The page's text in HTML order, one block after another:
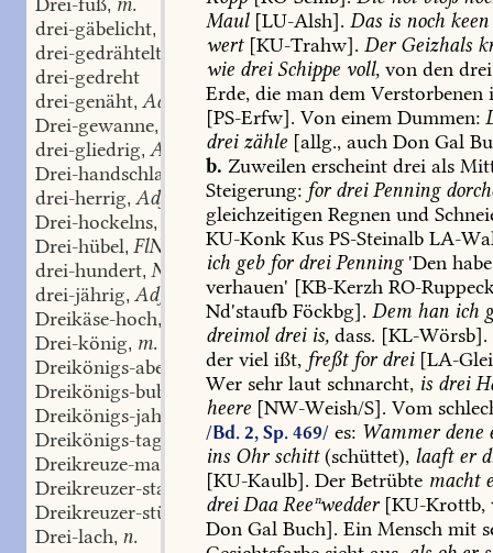
,
drei-gäbelicht,
drei-gedrähtelt
drei-gedreht
drei-genäht, Adj.
Drei-gewanne,
drei-gliedrig, Adj.
Drei-handschlag
drei-herrig, Adj.
Drei-hockelns,
Drei-hübel, FlN
drei-hundert, Num.
drei-jährig, Adj.
Dreikäse-hoch,
Drei-könig, m.
Dreikönigs-abend
m.
Dreikönigs-buben
Pl.
Dreikönigs-jahr
Dreikönigs-tag
Dreikreuze-macher
m.
Dreikreuzer-stand
m.
Dreikreuzer-stück
n.
Drei-lach, n.
Maul[LU-Alsh]. Das is noch keen
wert[KU-Trahw]. DerGeizhals
wie dreiSchippe voll, von den drei
Erde, die man dem Verstorbenen
[PS-Erfw]. Von einem Dummen:
dreizähle [allg., auch Don Gal
b. Zuweilen erscheint drei als
Steigerung: fordreiPenning
gleichzeitigen Regnen und
KU-Konk Kus PS-Steinalb LA-
ich gebfordreiPenning'Den habe
verhauen' [KB-Kerzh RO-
Nd'staufb Föckbg]. Dem han ich
dreimoldreiis, dass. [KL-Wörsb].
der viel ißt, freßtfordrei[LA-
Wer sehr laut schnarcht, is drei
heere [NW-Weish/S]. Vom
/Bd. 2, Sp. 469/ es: Wammerdene
ins Ohrschitt(schüttet), laafter
[KU-Kaulb]. Der Betrübte macht
dreiDaaReeⁿwedder[KU-Krottb,
Don Gal Buch]. Ein Mensch mit